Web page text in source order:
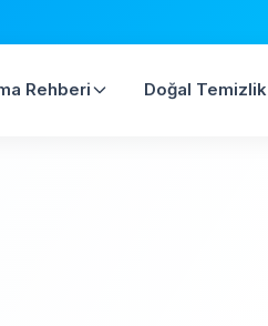
Rehberi Doğal Temizlik